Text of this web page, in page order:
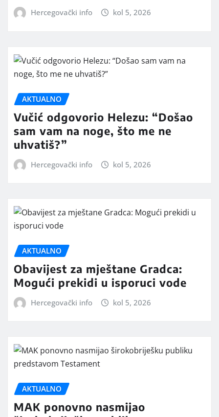
Hercegovački info kol 5, 2026
AKTUALNO
Vučić odgovorio Helezu: “Došao
sam vam na noge, što me ne
uhvatiš?”
Hercegovački info kol 5, 2026
AKTUALNO
Obavijest za mještane Gradca:
Mogući prekidi u isporuci vode
Hercegovački info kol 5, 2026
AKTUALNO
MAK ponovno nasmijao